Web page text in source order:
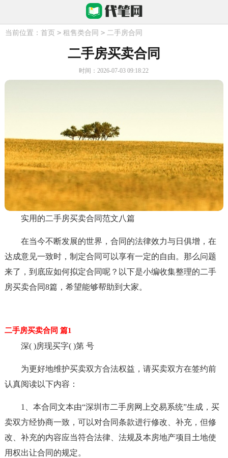
当前位置： 首页 > 租售类合同 > 二手房合同
二手房买卖合同
时间：2026-07-03 09:18:22
实用的二手房买卖合同范文八篇
在当今不断发展的世界，合同的法律效力与日俱增，在
达成意见一致时，制定合同可以享有一定的自由。那么问题
来了，到底应如何拟定合同呢？以下是小编收集整理的二手
房买卖合同8篇，希望能够帮助到大家。
二手房买卖合同 篇1
深( )房现买字( )第 号
为更好地维护买卖双方合法权益，请买卖双方在签约前
认真阅读以下内容：
1、本合同文本由“深圳市二手房网上交易系统”生成，买
卖双方经协商一致，可以对合同条款进行修改、补充，但修
改、补充的内容应当符合法律、法规及本房地产项目土地使
用权出让合同的规定。